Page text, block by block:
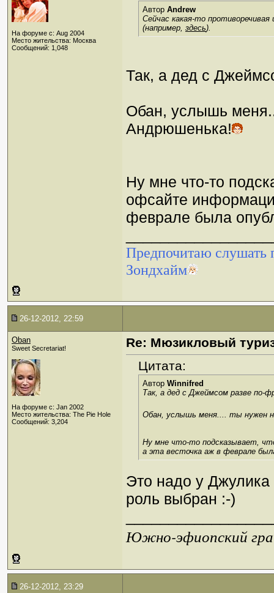
На форуме с: Aug 2004
Место жительства: Москва
Сообщений: 1,048
Автор Andrew
Сейчас какая-то
(например, здесь).
Так, а дед с
Обан, услышь
Андрюшенька!
Ну мне что-то
офсайте
феврале была
Предпочитаю слушать
Зондхайм
26-12-2012, 22:59
Oban
Sweet Secretariat!
На форуме с: Jan 2002
Место жительства: The Pie Hole
Сообщений: 3,204
Re: Мюзикловый
Цитата:
Автор Winnifred
Так, а дед с Джеймсом разве по-
Обан, услышь меня.... ты нужен
Ну мне что-то подсказывает,
а эта весточка аж в феврале
Это надо у
роль выбран :-)
Южно-эфиопский
26-12-2012, 23:29